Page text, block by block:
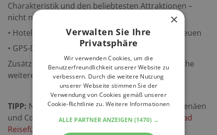
Charakteristik und den beliebtesten Attraktionen –
nicht nur für Motorradfans
• Hotels, die sich auf Motorradfahrende Gäste freuen
• GPS-Daten zum Download.
Zusätzlich findest Du auch in unserer Tourensuche
weitere
Motorradtouren in den Pyrenäen.
TIPP: Neben unseremMotorrad Reiseführer Pyrenäen
und Costa Brava findest Du viele weitere
Motorrad
Reiseführer
×
Verwalten Sie Ihre
Privatsphäre
Wir verwenden Cookies, um die
Benutzerfreundlichkeit unserer Website zu
verbessern. Durch die weitere Nutzung
unserer Webseite stimmen Sie der
Verwendung von Cookies gemäß unserer
Cookie-Richtlinie zu.Weitere Informationen
ALLE PARTNER ANZEIGEN (1470) →